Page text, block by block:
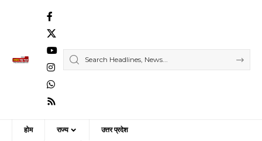
होम राज्य उत्तर प्रदेश